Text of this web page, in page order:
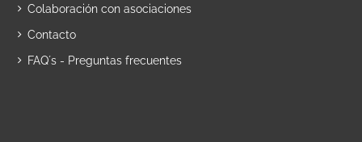
Colaboración con asociaciones
Contacto
FAQ´s - Preguntas frecuentes